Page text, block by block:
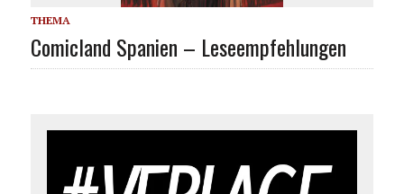
THEMA
Comicland Spanien – Leseempfehlungen